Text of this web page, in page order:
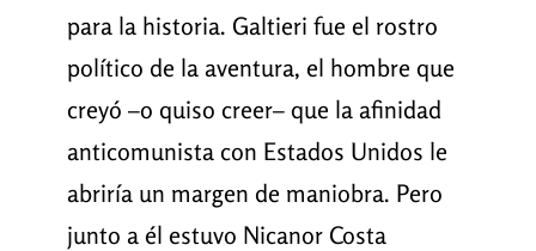
para la historia. Galtieri fue el rostro
político de la aventura, el hombre que
creyó –o quiso creer– que la afinidad
anticomunista con Estados Unidos le
abriría un margen de maniobra. Pero
junto a él estuvo Nicanor Costa